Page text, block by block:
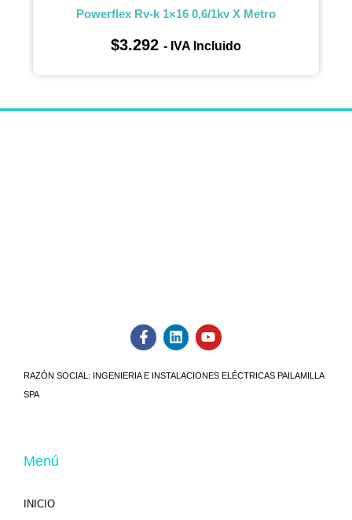
Powerflex Rv-k 1×16 0,6/1kv X Metro
$3.292 - IVA Incluido
RAZÓN SOCIAL: INGENIERIA E INSTALACIONES ELÉCTRICAS PAILAMILLA
SPA
Menú
INICIO